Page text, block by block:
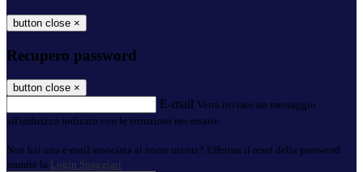
button close ×
Recupero password
button close ×
E-mail Verrà inviato un messaggio
all'indirizzo indicato con le istruzioni necessarie.
Non hai una e-mail associata al nome utente? Effettua il reset della password
tramite la Login Spaggiari